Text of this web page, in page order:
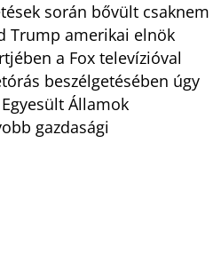
során bővült csaknem
Trump amerikai elnök
a Fox televízióval
beszélgetésében úgy
Államok
gazdasági